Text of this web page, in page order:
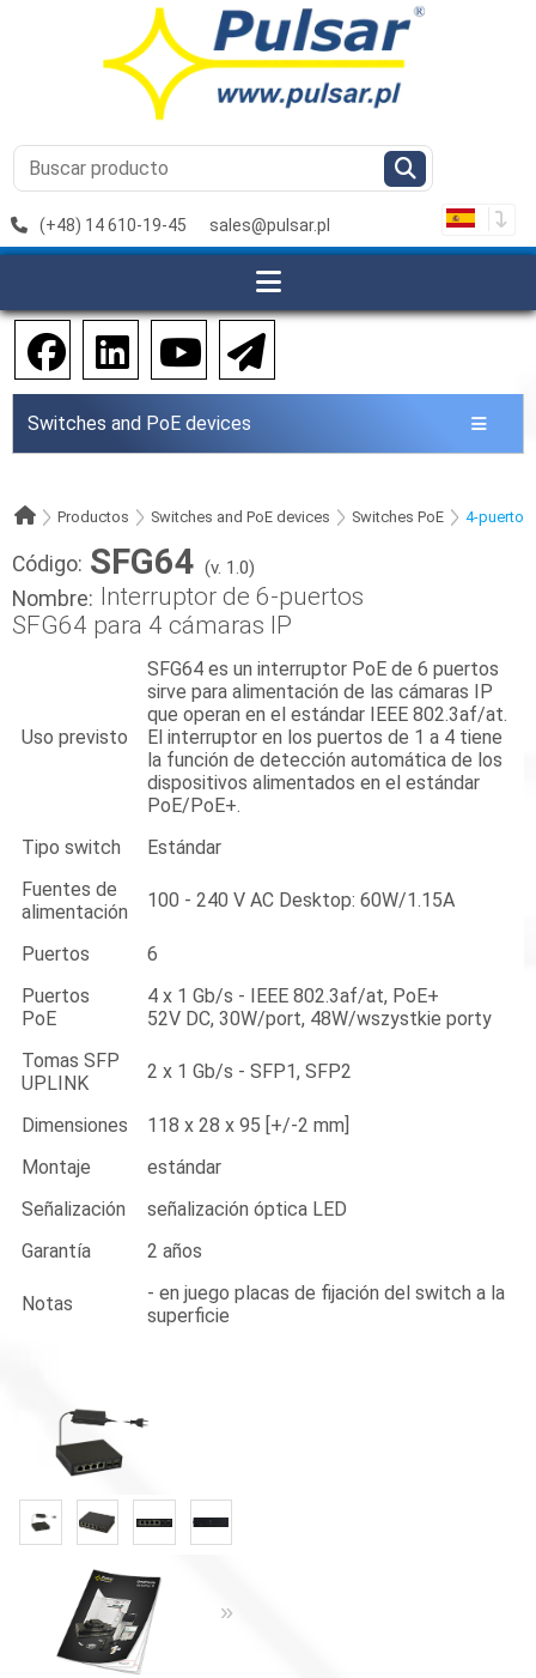
(+48) 14 610-19-45 sales@pulsar.pl
Switches and PoE devices
Productos Switches and PoE devices Switches PoE 4-puertos
Código: SFG64 (v. 1.0)
Nombre: Interruptor de 6-puertos
SFG64 para 4 cámaras IP
Uso previsto
SFG64 es un interruptor PoE de 6 puertos
sirve para alimentación de las cámaras IP
que operan en el estándar IEEE 802.3af/at.
El interruptor en los puertos de 1 a 4 tiene
la función de detección automática de los
dispositivos alimentados en el estándar
PoE/PoE+.
Tipo switch
Estándar
Fuentes de
alimentación
100 - 240 V AC Desktop: 60W/1.15A
Puertos
6
Puertos
PoE
4 x 1 Gb/s - IEEE 802.3af/at, PoE+
52V DC, 30W/port, 48W/wszystkie porty
Tomas SFP
UPLINK
2 x 1 Gb/s - SFP1, SFP2
Dimensiones
118 x 28 x 95 [+/-2 mm]
Montaje
estándar
Señalización
señalización óptica LED
Garantía
2 años
Notas
- en juego placas de fijación del switch a la
superficie
»